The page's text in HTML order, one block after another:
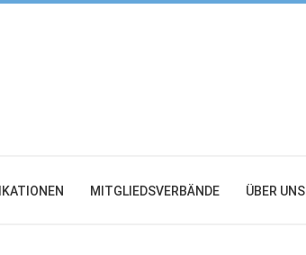
MITGLIEDSVERBÄNDE ÜBER UNS